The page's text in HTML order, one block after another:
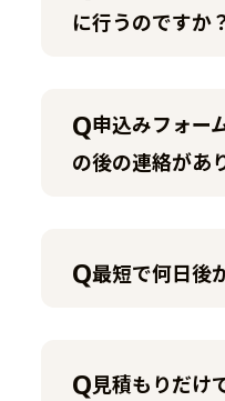
に行うのですか
申込みフォー
の後の連絡があ
最短で何日後
見積もりだけ